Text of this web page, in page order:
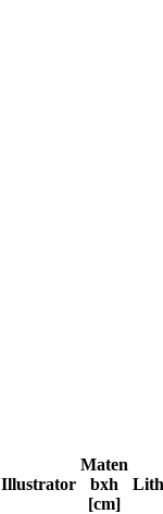
Illustrator
Maten
bxh
[cm]